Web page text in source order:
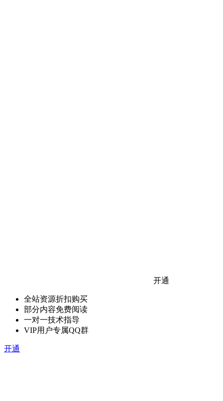
开通
全站资源折扣购买
部分内容免费阅读
一对一技术指导
VIP用户专属QQ群
开通